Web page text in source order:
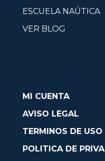
ESCUELA NAÚTICA
VER BLOG
MI CUENTA
AVISO LEGAL
TERMINOS DE USO
POLITICA DE